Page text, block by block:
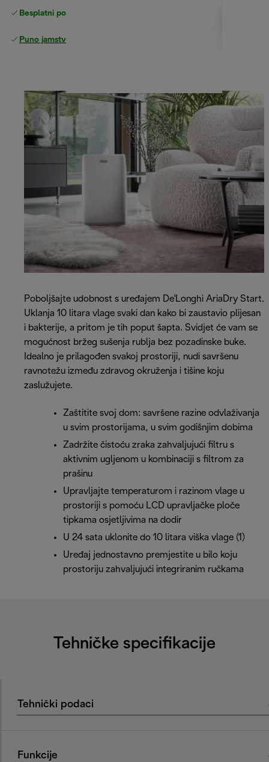
Besplatni povrati
Puno jamstvo proizvođača
Poboljšajte udobnost s uređajem De'Longhi AriaDry Start.
Uklanja 10 litara vlage svaki dan kako bi zaustavio plijesan
i bakterije, a pritom je tih poput šapta. Svidjet će vam se
mogućnost bržeg sušenja rublja bez pozadinske buke.
Idealno je prilagođen svakoj prostoriji, nudi savršenu
ravnotežu između zdravog okruženja i tišine koju
zaslužujete.
Zaštitite svoj dom: savršene razine odvlaživanja
u svim prostorijama, u svim godišnjim dobima
Zadržite čistoću zraka zahvaljujući filtru s
aktivnim ugljenom u kombinaciji s filtrom za
prašinu
Upravljajte temperaturom i razinom vlage u
prostoriji s pomoću LCD upravljačke ploče
tipkama osjetljivima na dodir
U 24 sata uklonite do 10 litara viška vlage (1)
Uređaj jednostavno premjestite u bilo koju
prostoriju zahvaljujući integriranim ručkama
Tehničke specifikacije
Tehnički podaci
Funkcije